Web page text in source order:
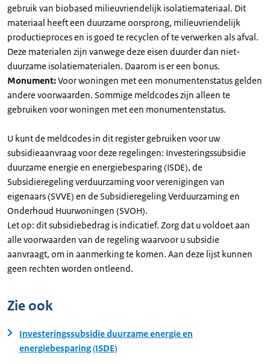
gebruik van biobased milieuvriendelijk isolatiemateriaal. Dit
materiaal heeft een duurzame oorsprong, milieuvriendelijk
productieproces en is goed te recyclen of te verwerken als afval.
Deze materialen zijn vanwege deze eisen duurder dan niet-
duurzame isolatiematerialen. Daarom is er een bonus.
Monument:Voor woningen met een monumentenstatus gelden
andere voorwaarden. Sommige meldcodes zijn alleen te
gebruiken voor woningen met een monumentenstatus.
U kunt de meldcodes in dit register gebruiken voor uw
subsidieaanvraag voor deze regelingen: Investeringssubsidie
duurzame energie en energiebesparing (ISDE), de
Subsidieregeling verduurzaming voor verenigingen van
eigenaars (SVVE) en de Subsidieregeling Verduurzaming en
Onderhoud Huurwoningen (SVOH).
Let op: dit subsidiebedrag is indicatief. Zorg dat u voldoet aan
alle voorwaarden van de regeling waarvoor u subsidie
aanvraagt, om in aanmerking te komen. Aan deze lijst kunnen
geen rechten worden ontleend.
Zie ook
Investeringssubsidie duurzame energie en
energiebesparing (ISDE)